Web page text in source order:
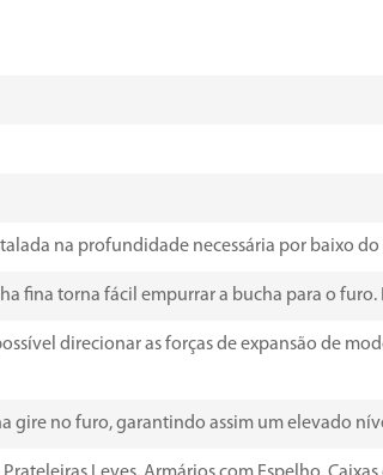
na profundidade necessária por baixo
fina torna fácil empurrar a bucha para o furo.
direcionar as forças de expansão de
gire no furo, garantindo assim um elevado